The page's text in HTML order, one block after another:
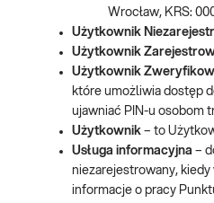
Wrocław, KRS:
Użytkownik
Użytkownik
Użytkownik
które umożliwia dostęp
ujawniać PIN-u osobom
Użytkownik – to
Usługa informacyjna –
niezarejestrowany,
informacje o pracy